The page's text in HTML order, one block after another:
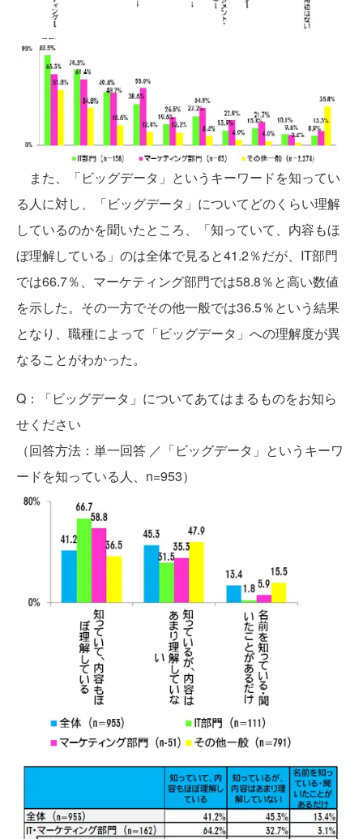
また、「ビッグデータ」というキーワードを知ってい
る人に対し、「ビッグデータ」についてどのくらい理解
しているのかを聞いたところ、「知っていて、内容もほ
ぼ理解している」のは全体で見ると41.2％だが、IT部門
では66.7％、マーケティング部門では58.8％と高い数値
を示した。その一方でその他一般では36.5％という結果
となり、職種によって「ビッグデータ」への理解度が異
なることがわかった。
Q：「ビッグデータ」についてあてはまるものをお知ら
せください
（回答方法：単一回答 ／「ビッグデータ」というキーワ
ードを知っている人、n=953）